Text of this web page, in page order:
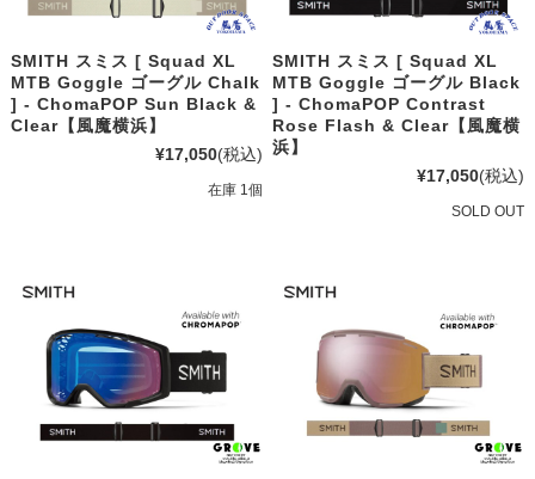
SMITH スミス [ Squad XL
MTB Goggle ゴーグル Chalk
] - ChomaPOP Sun Black &
Clear【風魔横浜】
¥17,050(税込)
在庫 1個
SMITH スミス [ Squad XL
MTB Goggle ゴーグル Black
] - ChomaPOP Contrast
Rose Flash & Clear【風魔横
浜】
¥17,050(税込)
SOLD OUT